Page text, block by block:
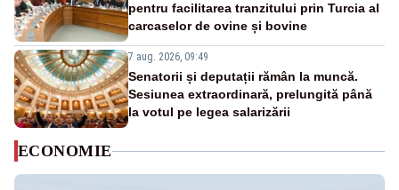
pentru facilitarea tranzitului prin Turcia al
carcaselor de ovine și bovine
7 aug. 2026, 09:49
Senatorii și deputații rămân la muncă.
Sesiunea extraordinară, prelungită până
la votul pe legea salarizării
ECONOMIE